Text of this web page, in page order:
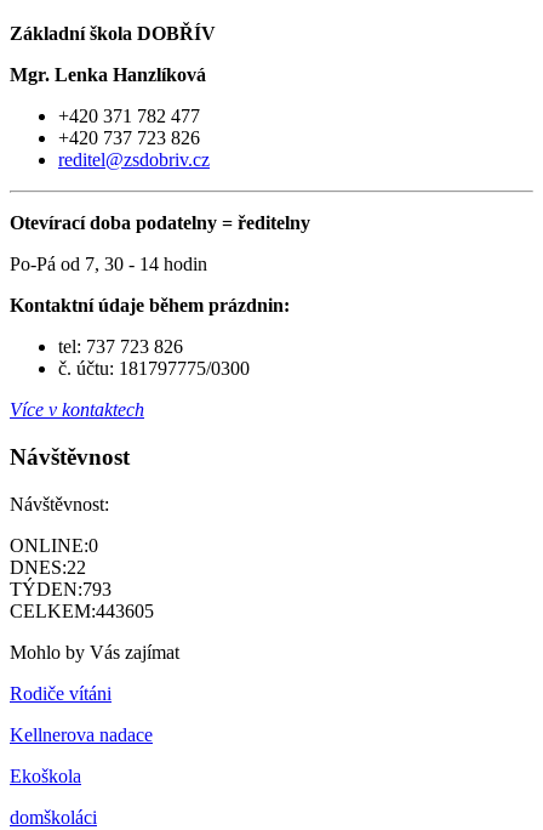
Základní škola DOBŘÍV
Mgr. Lenka Hanzlíková
+420 371 782 477
+420 737 723 826
reditel@zsdobriv.cz
Otevírací doba podatelny = ředitelny
Po-Pá od 7, 30 - 14 hodin
Kontaktní údaje během prázdnin:
tel: 737 723 826
č. účtu: 181797775/0300
Více v kontaktech
Návštěvnost
Návštěvnost:
ONLINE:0
DNES:22
TÝDEN:793
CELKEM:443605
Mohlo by Vás zajímat
Rodiče vítáni
Kellnerova nadace
Ekoškola
domškoláci